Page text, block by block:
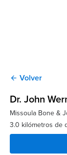
arrow_back Volver
Dr. John
Missoula Bone &
3.0 kilómetros de